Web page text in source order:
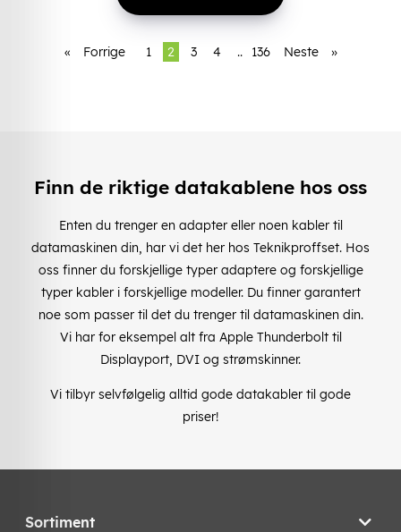
« Forrige 1 2 3 4 .. 136 Neste »
Finn de riktige datakablene hos oss
Enten du trenger en adapter eller noen kabler til
datamaskinen din, har vi det her hos Teknikproffset. Hos
oss finner du forskjellige typer adaptere og forskjellige
typer kabler i forskjellige modeller. Du finner garantert
noe som passer til det du trenger til datamaskinen din.
Vi har for eksempel alt fra Apple Thunderbolt til
Displayport, DVI og strømskinner.
Vi tilbyr selvfølgelig alltid gode datakabler til gode
priser!
Sortiment